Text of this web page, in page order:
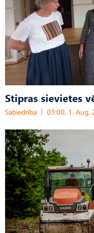
Stipras sievietes
Sabiedrība 03:00, 1. Aug,